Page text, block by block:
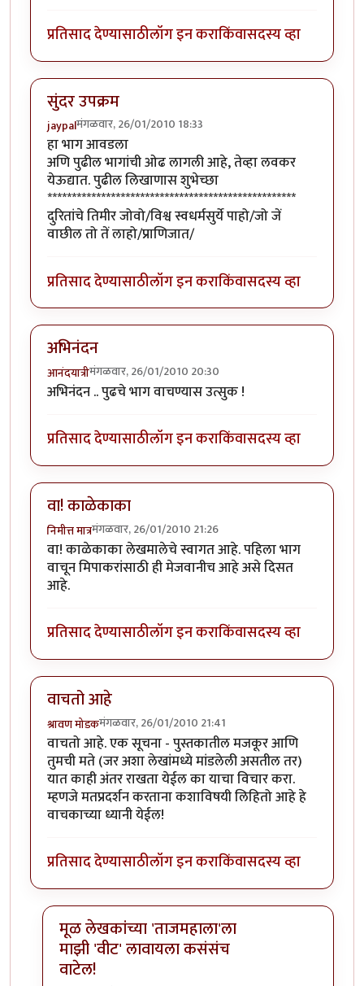
प्रतिसाद देण्यासाठीलॉग इन कराकिंवासदस्य व्हा
सुंदर उपक्रम
jaypalमंगळवार, 26/01/2010 18:33
हा भाग आवडला
अणि पुढील भागांची ओढ लागली आहे, तेव्हा लवकर
येऊद्यात. पुढील लिखाणास शुभेच्छा
***************************************************
दुरितांचे तिमीर जोवो/विश्व स्वधर्मसुर्ये पाहो/जो जें
वाछील तो तें लाहो/प्राणिजात/
प्रतिसाद देण्यासाठीलॉग इन कराकिंवासदस्य व्हा
अभिनंदन
आनंदयात्रीमंगळवार, 26/01/2010 20:30
अभिनंदन .. पुढचे भाग वाचण्यास उत्सुक !
प्रतिसाद देण्यासाठीलॉग इन कराकिंवासदस्य व्हा
वा! काळेकाका
निमीत्त मात्रमंगळवार, 26/01/2010 21:26
वा! काळेकाका लेखमालेचे स्वागत आहे. पहिला भाग
वाचून मिपाकरांसाठी ही मेजवानीच आहे असे दिसत
आहे.
प्रतिसाद देण्यासाठीलॉग इन कराकिंवासदस्य व्हा
वाचतो आहे
श्रावण मोडकमंगळवार, 26/01/2010 21:41
वाचतो आहे. एक सूचना - पुस्तकातील मजकूर आणि
तुमची मते (जर अशा लेखांमध्ये मांडलेली असतील तर)
यात काही अंतर राखता येईल का याचा विचार करा.
म्हणजे मतप्रदर्शन करताना कशाविषयी लिहितो आहे हे
वाचकाच्या ध्यानी येईल!
प्रतिसाद देण्यासाठीलॉग इन कराकिंवासदस्य व्हा
मूळ लेखकांच्या 'ताजमहाला'ला
माझी 'वीट' लावायला कसंसंच
वाटेल!